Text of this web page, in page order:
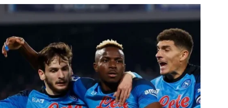
pas
louper
cette